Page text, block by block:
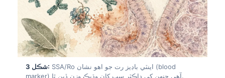
شڪل 3: SSA/Ro اينٽي باڊيز رت جو اهو نشان (blood
marker) آهي جنهن کي ڊاڪٽر سڀ کان وڌيڪ وزن ڏين ٿا.